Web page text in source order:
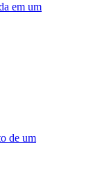
em um
de um